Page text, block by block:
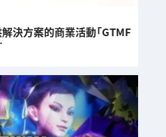
決方案的商業活動「GTMF